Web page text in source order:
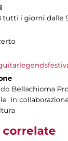
tutti i giorni dalle
Bellachioma
in